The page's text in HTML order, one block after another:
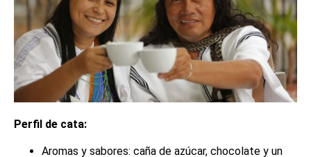
Perfil de cata:
Aromas y sabores: caña de azúcar, chocolate y un